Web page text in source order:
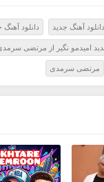
دانلود آهنگ جدید دانلود آهنگ
امیدمو نگیر از مرتضی
مرتضی سرمدی